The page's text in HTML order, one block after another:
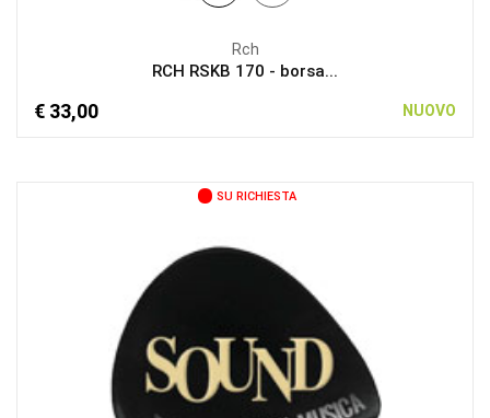
Rch
RCH RSKB 170 - borsa...
€ 33,00 NUOVO
SU RICHIESTA